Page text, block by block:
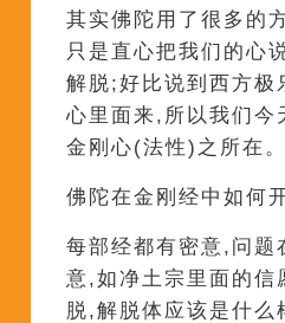
其实佛陀用了很多的
只是直心把我们的心
解脱;好比说到西方极
心里面来,所以我们今
金刚心(法性)之所在。
佛陀在金刚经中如何
每部经都有密意,问题
意,如净土宗里面的信
脱,解脱体应该是什么